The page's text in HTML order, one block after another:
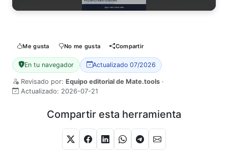
Me gusta No me gusta Compartir
En tu navegador Actualizado 07/2026
Revisado por: Equipo editorial de Mate.tools ·
Actualizado: 2026-07-21
Compartir esta herramienta